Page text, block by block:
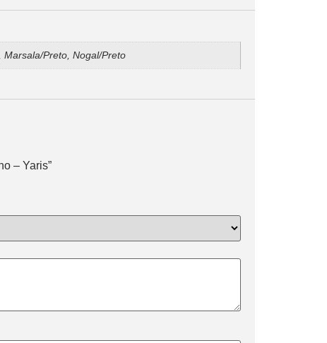
Preto, Nogal/Preto
– Yaris”